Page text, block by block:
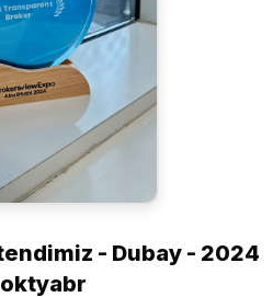
- Dubay - 2024